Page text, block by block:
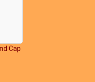
Cap